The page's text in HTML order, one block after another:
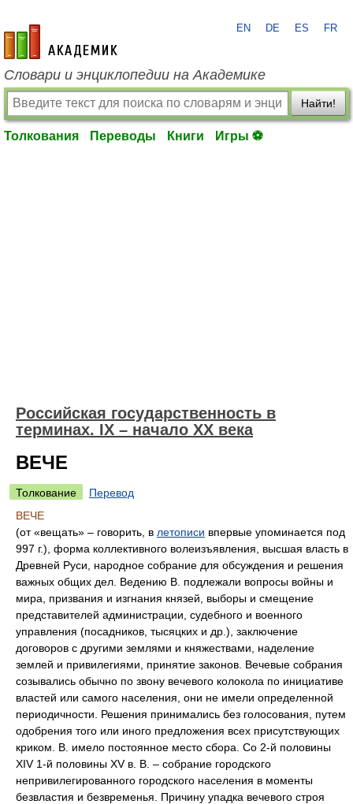
academic.ru
EN DE ES FR
Словари и энциклопедии на Академике
Найти!
Толкования Переводы Книги Игры ⚽
Российская государственность в
терминах. IX – начало XX века
ВЕЧЕ
Толкование
Перевод
ВЕЧЕ
(от «вещать» – говорить, в летописи впервые упоминается под
997 г.), форма коллективного волеизъявления, высшая власть в
Древней Руси, народное собрание для обсуждения и решения
важных общих дел. Ведению В. подлежали вопросы войны и
мира, призвания и изгнания князей, выборы и смещение
представителей администрации, судебного и военного
управления (посадников, тысяцких и др.), заключение
договоров с другими землями и княжествами, наделение
землей и привилегиями, принятие законов. Вечевые собрания
созывались обычно по звону вечевого колокола по инициативе
властей или самого населения, они не имели определенной
периодичности. Решения принимались без голосования, путем
одобрения того или иного предложения всех присутствующих
криком. В. имело постоянное место сбора. Со 2-й половины
XIV 1-й половины XV в. В. – собрание городского
непривилегированного городского населения в моменты
безвластия и безвременья. Причину упадка вечевого строя